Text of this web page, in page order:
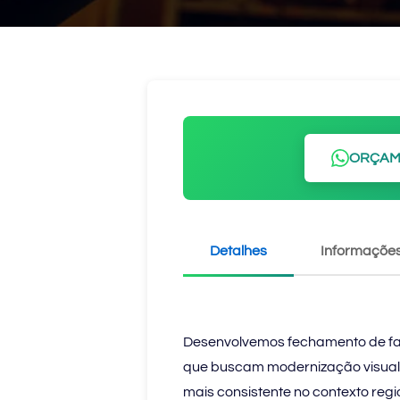
Detalhes
Desenvolvemos fechamento de
que buscam modernização
mais consistente no contexto